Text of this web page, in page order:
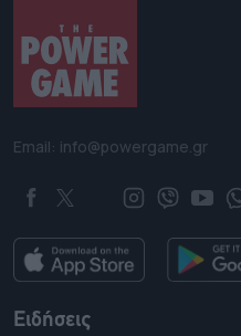
Email: info@powergame.gr
Ειδήσεις